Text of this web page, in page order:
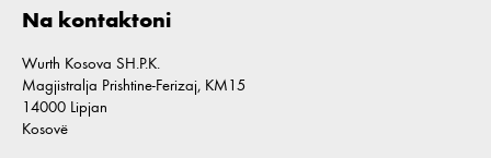
Na kontaktoni
Wurth Kosova SH.P.K.
Magjistralja Prishtine-Ferizaj, KM15
14000 Lipjan
Kosovë